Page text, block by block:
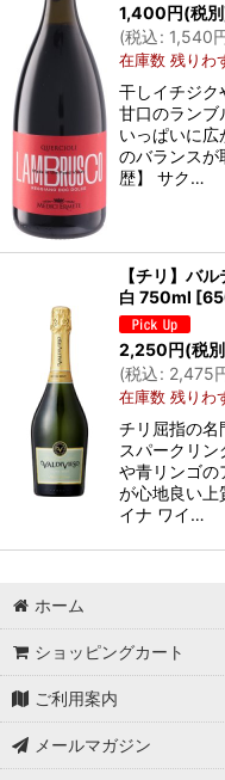
1,400円(税
(税込: 1,540
在庫数 残りわ
干しイチジク
甘口のランブ
いっぱいに
のバランスが
歴】 サク…
【チリ】バ
白 750ml [
2,250円(税
(税込: 2,475
在庫数 残りわ
チリ屈指の名
スパークリ
や青リンゴの
が心地良い上
イナ ワイ…
ホーム
ショッピングカート
ご利用案内
メールマガジン